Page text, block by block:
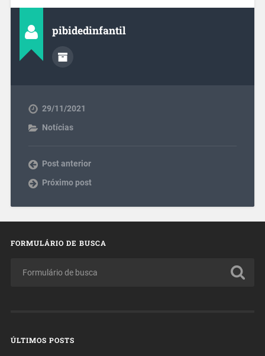
pibidedinfantil
29/11/2021
Notícias
Post anterior
Próximo post
FORMULÁRIO DE BUSCA
ÚLTIMOS POSTS